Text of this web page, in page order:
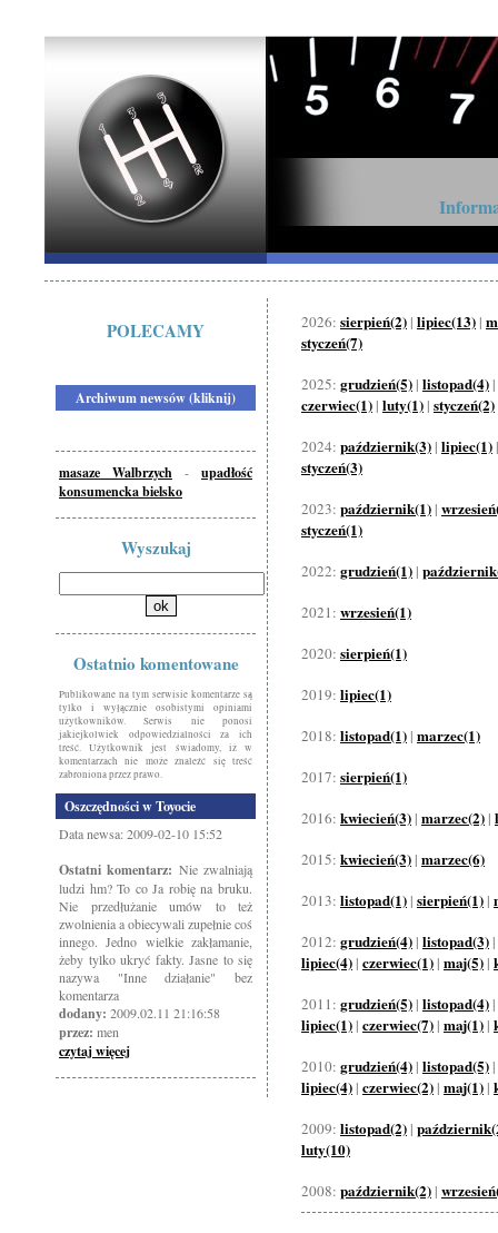
POLECAMY
Archiwum newsów (kliknij)
masaze Walbrzych - upadłość
konsumencka bielsko
Wyszukaj
Ostatnio komentowane
Publikowane na tym serwisie komentarze są
tylko i wyłącznie osobistymi opiniami
użytkowników. Serwis nie ponosi
jakiejkolwiek odpowiedzialności za ich
treść. Użytkownik jest świadomy, iż w
komentarzach nie może znaleźć się treść
zabroniona przez prawo.
Oszczędności w Toyocie
Data newsa: 2009-02-10 15:52
Ostatni komentarz: Nie zwalniają
ludzi hm? To co Ja robię na bruku.
Nie przedłużanie umów to też
zwolnienia a obiecywali zupełnie coś
innego. Jedno wielkie zakłamanie,
żeby tylko ukryć fakty. Jasne to się
nazywa "Inne działanie" bez
komentarza
dodany: 2009.02.11 21:16:58
przez: men
czytaj więcej
2026: sierpień(2) | lipiec(13) |
styczeń(7)
2025: grudzień(5) | listopad(4) |
czerwiec(1) | luty(1) | styczeń(2)
2024: październik(3) | lipiec(1)
styczeń(3)
2023: październik(1) |
styczeń(1)
2022: grudzień(1) |
2021: wrzesień(1)
2020: sierpień(1)
2019: lipiec(1)
2018: listopad(1) | marzec(1)
2017: sierpień(1)
2016: kwiecień(3) | marzec(2) |
2015: kwiecień(3) | marzec(6)
2013: listopad(1) | sierpień(1) |
2012: grudzień(4) | listopad(3) |
lipiec(4) | czerwiec(1) | maj(5) |
2011: grudzień(5) | listopad(4) |
lipiec(1) | czerwiec(7) | maj(1) |
2010: grudzień(4) | listopad(5) |
lipiec(4) | czerwiec(2) | maj(1) |
2009: listopad(2) |
luty(10)
2008: październik(2) |